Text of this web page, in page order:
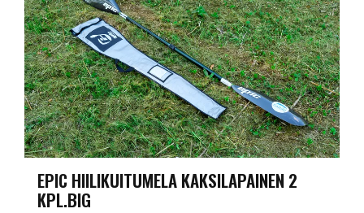
EPIC HIILIKUITUMELA KAKSILAPAINEN 2
KPL.BIG